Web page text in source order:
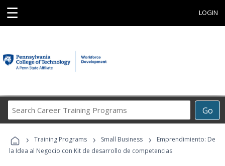
☰ LOGIN
Go
Career
Programs
› Training Programs › Small Business ›
Emprendimiento: De
la Idea al Negocio con Kit de desarrollo de competencias